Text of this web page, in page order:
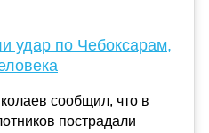
удар по Чебоксарам,
сообщил, что в
пострадали